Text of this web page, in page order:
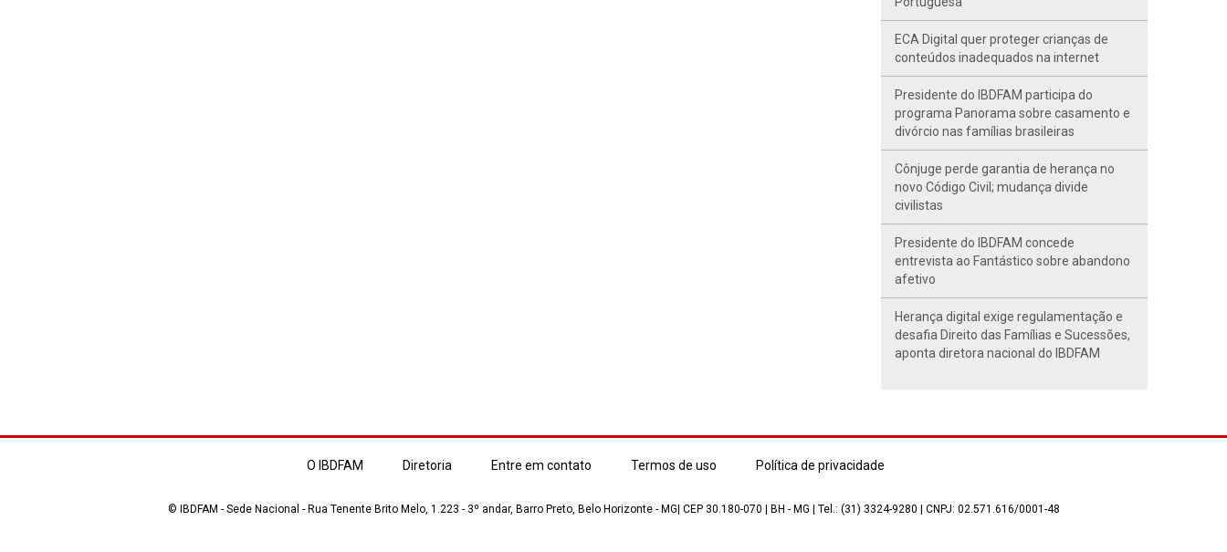
ECA Digital quer proteger crianças de
conteúdos inadequados na internet
Presidente do IBDFAM participa do
programa Panorama sobre casamento e
divórcio nas famílias brasileiras
Cônjuge perde garantia de herança no
novo Código Civil; mudança divide
civilistas
Presidente do IBDFAM concede
entrevista ao Fantástico sobre abandono
afetivo
Herança digital exige regulamentação e
desafia Direito das Famílias e Sucessões,
aponta diretora nacional do IBDFAM
O IBDFAM Diretoria Entre em contato Termos de uso Política de privacidade
© IBDFAM - Sede Nacional - Rua Tenente Brito Melo, 1.223 - 3º andar, Barro Preto, Belo Horizonte - MG| CEP 30.180-070 | BH - MG | Tel.: (31) 3324-9280 | CNPJ: 02.571.616/0001-48